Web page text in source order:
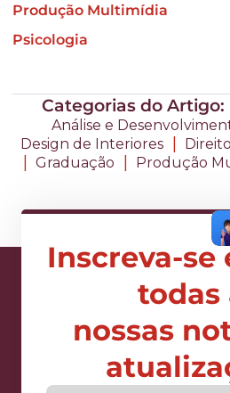
Produção Multimídia
Psicologia
Categorias do Artigo:
Análise e
Design de Interiores | Direito
| Graduação | Produção
Inscreva-se
todas
nossas